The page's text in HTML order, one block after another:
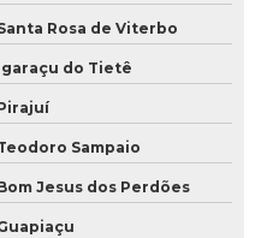
Rosa de Viterbo
do Tietê
Sampaio
Jesus dos Perdões